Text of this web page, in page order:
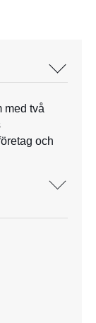
med två
och